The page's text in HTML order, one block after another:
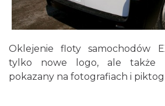
Oklejenie floty samochodów
tylko nowe logo, ale także
pokazany na fotografiach i